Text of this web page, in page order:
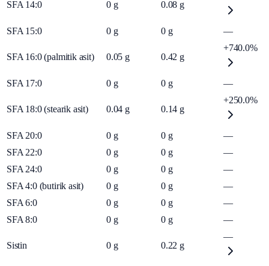
SFA 14:0 0 g 0.08 g
SFA 15:0 0 g 0 g —
SFA 16:0 (palmitik asit) 0.05 g 0.42 g
+740.0%
SFA 17:0 0 g 0 g —
SFA 18:0 (stearik asit) 0.04 g 0.14 g
+250.0%
SFA 20:0 0 g 0 g
—
SFA 22:0
0 g 0 g
—
SFA 24:0
0 g 0 g
—
SFA 4:0 (butirik asit)
0 g 0 g
—
SFA 6:0
0 g 0 g
—
SFA 8:0
0 g 0 g —
Sistin 0 g 0.22 g
—